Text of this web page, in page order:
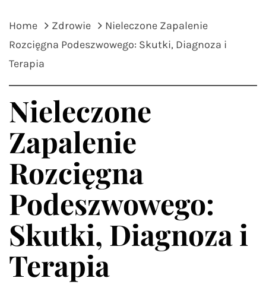
Home Zdrowie
Nieleczone Zapalenie
Rozcięgna Podeszwowego: Skutki, Diagnoza i
Terapia
Nieleczone
Zapalenie
Rozcięgna
Podeszwowego:
Skutki, Diagnoza i
Terapia